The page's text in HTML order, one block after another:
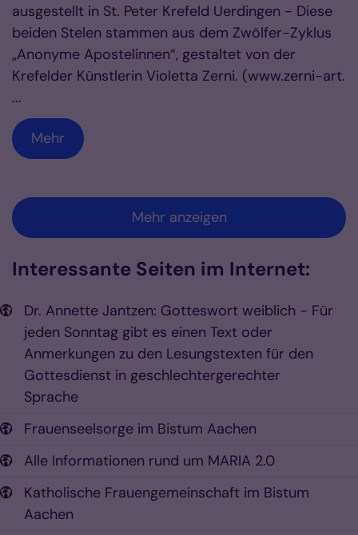
ausgestellt in St. Peter Krefeld Uerdingen - Diese
beiden Stelen stammen aus dem Zwölfer-Zyklus
„Anonyme Apostelinnen“, gestaltet von der
Krefelder Künstlerin Violetta Zerni. (www.zerni-art.
...
Mehr
Mehr anzeigen
Interessante Seiten im Internet:
Dr. Annette Jantzen: Gotteswort weiblich - Für
jeden Sonntag gibt es einen Text oder
Anmerkungen zu den Lesungstexten für den
Gottesdienst in geschlechtergerechter
Sprache
Frauenseelsorge im Bistum Aachen
Alle Informationen rund um MARIA 2.0
Katholische Frauengemeinschaft im Bistum
Aachen